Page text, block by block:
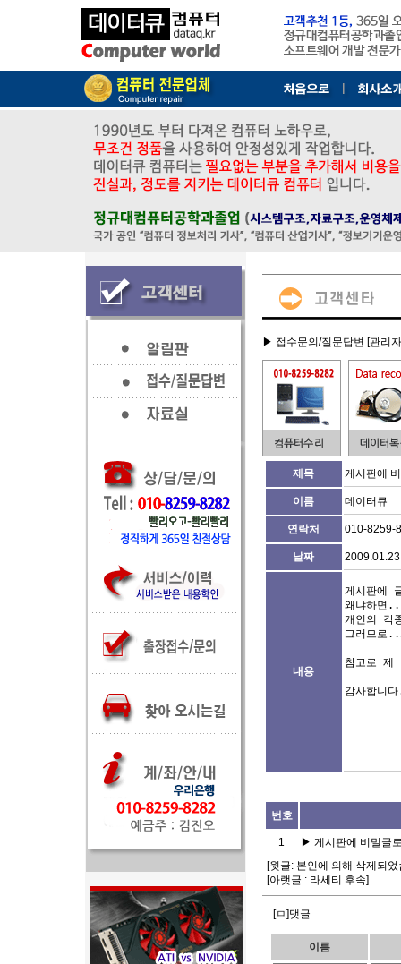
▶ 접수문의/질문답변 [관리
제목 게시판에
이름 데이터큐
연락처 010-8259-
날짜
내용
게시판에
왜냐하면
개인의 각
그러므로
참고로 제
감사합니
번호
1 ▶ 게시판에 비밀글
[윗글: 본인에 의해 삭제되었
[아랫글 : 라세티 후속]
[ㅁ]댓글
이름